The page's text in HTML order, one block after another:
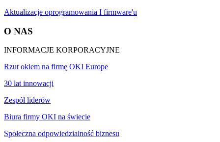
Aktualizacje oprogramowania I firmware'u
O NAS
INFORMACJE KORPORACYJNE
Rzut okiem na firmę OKI Europe
30 lat innowacji
Zespół liderów
Biura firmy OKI na świecie
Społeczna odpowiedzialność biznesu